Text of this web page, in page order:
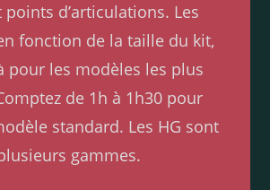
points d’articulations. Les
fonction de la taille du kit,
pour les modèles les plus
de 1h à 1h30 pour
standard. Les HG sont
gammes.